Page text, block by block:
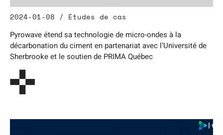
2024-01-08 / Études de cas
Pyrowave étend sa technologie de micro-ondes à la
décarbonation du ciment en partenariat avec l’Université de
Sherbrooke et le soutien de PRIMA Québec